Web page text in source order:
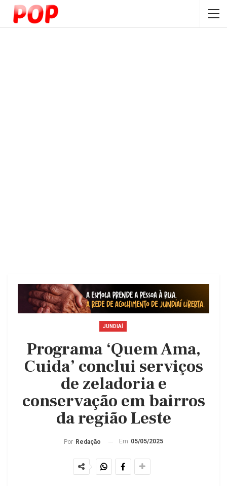
JUNDIAÍ
Programa ‘Quem Ama,
Cuida’ conclui serviços
de zeladoria e
conservação em bairros
da região Leste
Por Redação Em 05/05/2025